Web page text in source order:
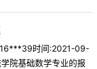
时间:2021-09-
院基础数学专业的报